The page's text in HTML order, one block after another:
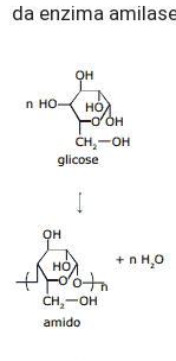
da enzima